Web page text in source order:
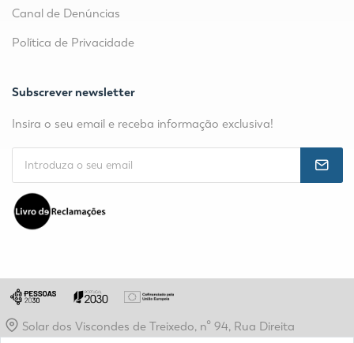
Canal de Denúncias
Política de Privacidade
Subscrever newsletter
Insira o seu email e receba informação exclusiva!
Solar dos Viscondes de Treixedo, nº 94, Rua Direita